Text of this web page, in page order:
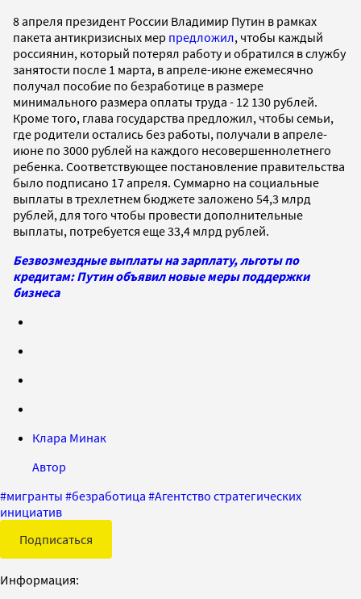
8 апреля президент России Владимир Путин в рамках
пакета антикризисных мер предложил, чтобы каждый
россиянин, который потерял работу и обратился в службу
занятости после 1 марта, в апреле-июне ежемесячно
получал пособие по безработице в размере
минимального размера оплаты труда - 12 130 рублей.
Кроме того, глава государства предложил, чтобы семьи,
где родители остались без работы, получали в апреле-
июне по 3000 рублей на каждого несовершеннолетнего
ребенка. Соответствующее постановление правительства
было подписано 17 апреля. Суммарно на социальные
выплаты в трехлетнем бюджете заложено 54,3 млрд
рублей, для того чтобы провести дополнительные
выплаты, потребуется еще 33,4 млрд рублей.
Безвозмездные выплаты на зарплату, льготы по
кредитам: Путин объявил новые меры поддержки
бизнеса
Клара Минак
Автор
#мигранты #безработица #Агентство стратегических
инициатив
Подписаться
Информация: